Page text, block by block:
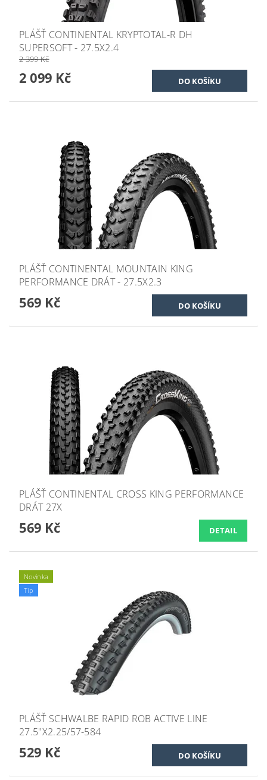
PLÁŠŤ CONTINENTAL KRYPTOTAL-R DH
SUPERSOFT - 27.5X2.4
2 399 Kč
2 099 Kč
PLÁŠŤ CONTINENTAL MOUNTAIN KING
PERFORMANCE DRÁT - 27.5X2.3
569 Kč
PLÁŠŤ CONTINENTAL CROSS KING PERFORMANCE
DRÁT 27X
569 Kč DETAIL
Novinka
Tip
PLÁŠŤ SCHWALBE RAPID ROB ACTIVE LINE
27.5"X2.25/57-584
529 Kč